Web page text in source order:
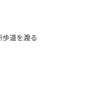
道を渡る
』の左側、【秋月ハイツ